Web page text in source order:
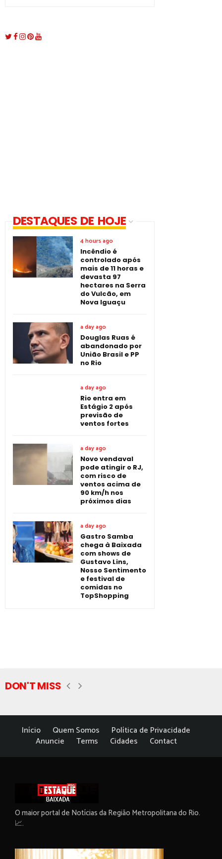
DESTAQUES DE HOJE
4 hours ago
Incêndio é
controlado após
mais de 11 horas e
devasta 97
hectares na Serra
do Vulcão, em
Nova Iguaçu
a day ago
Douglas Ruas é
abandonado por
União Brasil e PP
no Rio
a day ago
Rio entra em
Estágio 2 após
previsão de
ventos fortes
a day ago
Novo vendaval
pode atingir o RJ,
com risco de
ventos acima de
90 km/h nos
próximos dias
a day ago
Gastro Samba
chega à Baixada
com shows de
Gustavo Lins,
Nosso Sentimento
e festival de
comidas no
TopShopping
DON'T MISS
Início Quem Somos
Política de Privacidade
Anuncie
Terms Cidades Contact
O maior portal de Notícias da Região Metropolitana do Rio.
📈.